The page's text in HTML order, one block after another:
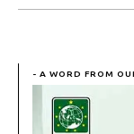
- A WORD FROM